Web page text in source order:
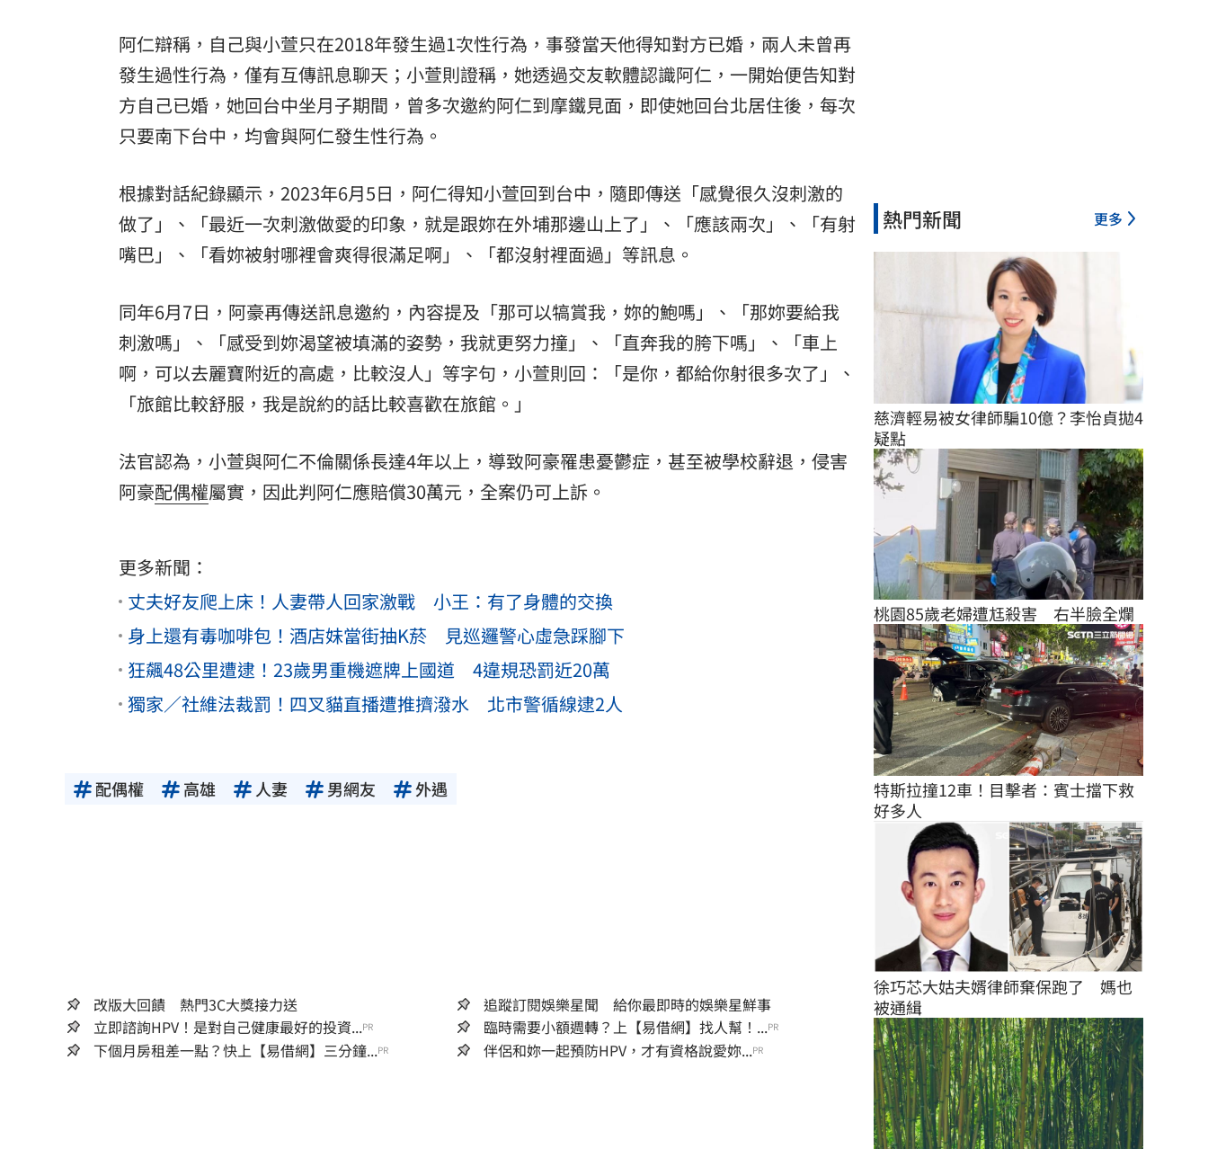
阿仁辯稱，自己與小萱只在2018年發生過1次性行為，事發當天他得知對方已婚，兩人未曾再
發生過性行為，僅有互傳訊息聊天；小萱則證稱，她透過交友軟體認識阿仁，一開始便告知對
方自己已婚，她回台中坐月子期間，曾多次邀約阿仁到摩鐵見面，即使她回台北居住後，每次
只要南下台中，均會與阿仁發生性行為。
根據對話紀錄顯示，2023年6月5日，阿仁得知小萱回到台中，隨即傳送「感覺很久沒刺激的
做了」、「最近一次刺激做愛的印象，就是跟妳在外埔那邊山上了」、「應該兩次」、「有射
嘴巴」、「看妳被射哪裡會爽得很滿足啊」、「都沒射裡面過」等訊息。
同年6月7日，阿豪再傳送訊息邀約，內容提及「那可以犒賞我，妳的鮑嗎」、「那妳要給我
刺激嗎」、「感受到妳渴望被填滿的姿勢，我就更努力撞」、「直奔我的胯下嗎」、「車上
啊，可以去麗寶附近的高處，比較沒人」等字句，小萱則回：「是你，都給你射很多次了」、
「旅館比較舒服，我是說約的話比較喜歡在旅館。」
法官認為，小萱與阿仁不倫關係長達4年以上，導致阿豪罹患憂鬱症，甚至被學校辭退，侵害
阿豪配偶權屬實，因此判阿仁應賠償30萬元，全案仍可上訴。
更多新聞：
丈夫好友爬上床！人妻帶人回家激戰 小王：有了身體的交換
身上還有毒咖啡包！酒店妹當街抽K菸 見巡邏警心虛急踩腳下
狂飆48公里遭逮！23歲男重機遮牌上國道 4違規恐罰近20萬
獨家／社維法裁罰！四叉貓直播遭推擠潑水 北市警循線逮2人
配偶權 高雄 人妻 男網友 外遇
改版大回饋 熱門3C大獎接力送
追蹤訂閱娛樂星聞 給你最即時的娛樂星鮮事
立即諮詢HPV！是對自己健康最好的投資...PR 臨時需要小額週轉？上【易借網】找人幫！...PR
下個月房租差一點？快上【易借網】三分鐘...PR 伴侶和妳一起預防HPV，才有資格說愛妳...PR
熱門新聞 更多
慈濟輕易被女律師騙10億？李怡貞拋4
疑點
桃園85歲老婦遭尪殺害　右半臉全爛
特斯拉撞12車！目擊者：賓士擋下救
好多人
徐巧芯大姑夫婿律師棄保跑了　媽也
被通緝